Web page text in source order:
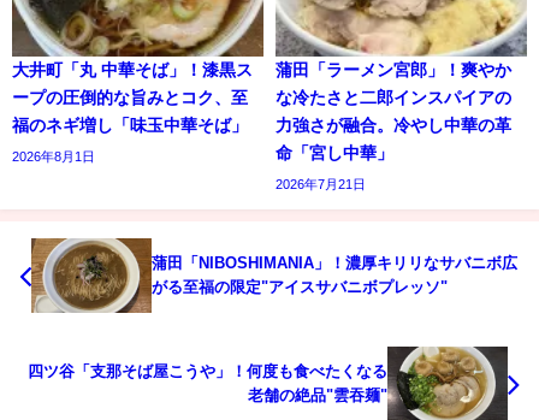
大井町「丸 中華そば」！漆黒ス
ープの圧倒的な旨みとコク、至
福のネギ増し「味玉中華そば」
2026年8月1日
蒲田「ラーメン宮郎」！爽やか
な冷たさと二郎インスパイアの
力強さが融合。冷やし中華の革
命「宮し中華」
2026年7月21日
蒲田「NIBOSHIMANIA」！濃厚キリリなサバニボ広
がる至福の限定"アイスサバニボプレッソ"
四ツ谷「支那そば屋こうや」！何度も食べたくなる
老舗の絶品"雲吞麺"